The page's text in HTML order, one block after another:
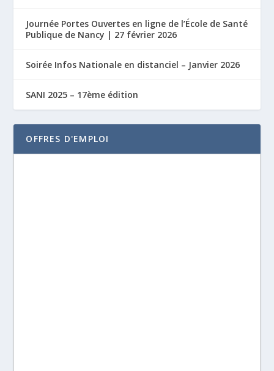
Journée Portes Ouvertes en ligne de l’École de Santé
Publique de Nancy | 27 février 2026
Soirée Infos Nationale en distanciel – Janvier 2026
SANI 2025 – 17ème édition
OFFRES D'EMPLOI